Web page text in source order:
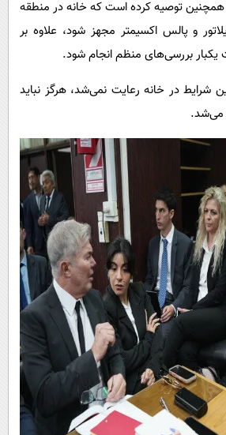
همچنین توصیه کرده است که خانه در منطقه
و پالس اکسیمتر مجهز شود، علاوه بر
یکبار بررسی‌های منظم انجام شود.
شرایط در خانه رعایت نمی‌شد، هرگز نباید
می‌شد.